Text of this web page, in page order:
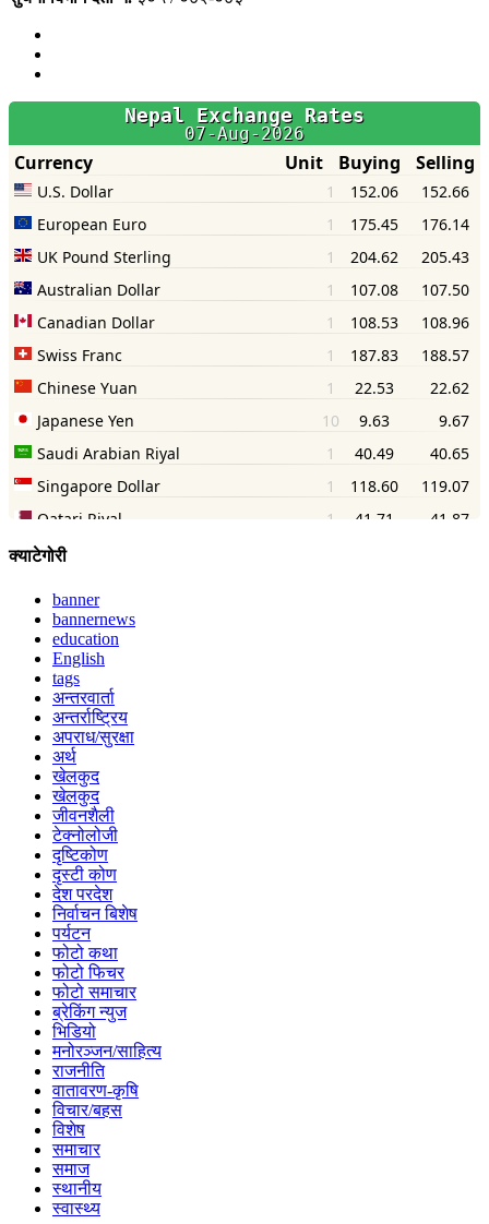
क्याटेगोरी
banner
bannernews
education
English
tags
अन्तरवार्ता
अन्तर्राष्ट्रिय
अपराध/सुरक्षा
अर्थ
खेलकुद
खेलकुद
जीवनशैली
टेक्नोलोजी
दृष्टिकोण
दृस्टी कोण
देश परदेश
निर्वाचन बिशेष
पर्यटन
फोटो कथा
फोटो फिचर
फोटो समाचार
ब्रेकिंग न्युज
भिडियो
मनोरञ्जन/साहित्य
राजनीति
वातावरण-कृषि
विचार/बहस
विशेष
समाचार
समाज
स्थानीय
स्वास्थ्य